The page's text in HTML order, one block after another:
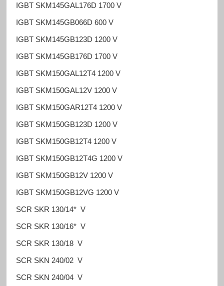
IGBT SKM145GAL176D 1700 V
IGBT SKM145GB066D 600 V
IGBT SKM145GB123D 1200 V
IGBT SKM145GB176D 1700 V
IGBT SKM150GAL12T4 1200 V
IGBT SKM150GAL12V 1200 V
IGBT SKM150GAR12T4 1200 V
IGBT SKM150GB123D 1200 V
IGBT SKM150GB12T4 1200 V
IGBT SKM150GB12T4G 1200 V
IGBT SKM150GB12V 1200 V
IGBT SKM150GB12VG 1200 V
SCR SKR 130/14* V
SCR SKR 130/16* V
SCR SKR 130/18 V
SCR SKN 240/02 V
SCR SKN 240/04 V